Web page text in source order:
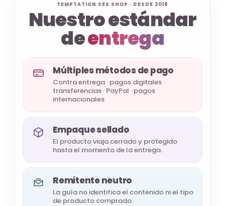
TEMPTATION SEX SHOP · DESDE 2018
Nuestro estándar
deentrega
Múltiples métodos de pago
Contra entrega · pagos digitales ·
transferencias · PayPal · pagos
internacionales
Empaque sellado
El producto viaja cerrado y protegido
hasta el momento de la entrega.
Remitente neutro
La guía no identifica el contenido ni el tipo
de producto comprado.